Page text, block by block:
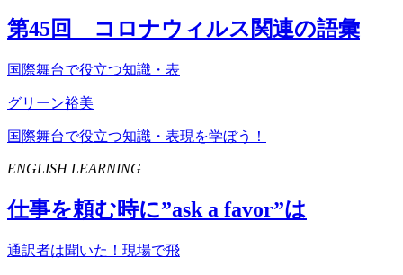
第45回 コロナウィルス関連の語彙
国際舞台で役立つ知識・表
グリーン裕美
国際舞台で役立つ知識・表現を学ぼう！
ENGLISH LEARNING
仕事を頼む時に”ask a favor”は
通訳者は聞いた！現場で飛